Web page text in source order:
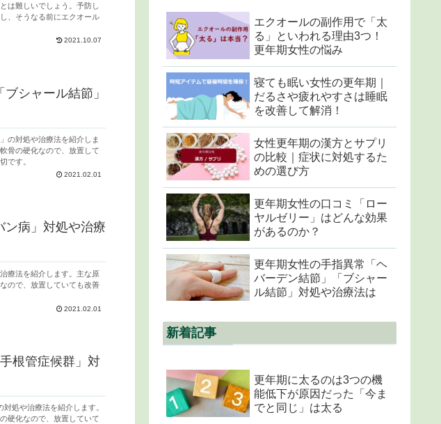
は難しいでしょう。予防し
、そうなる前にエクオール
2021.10.07
シャール結節」
の対処や治療法を紹介しま
骨の硬化なので、放置して
です。
2021.02.01
ン病」対処や治療
療法を紹介します。主な原
ので、放置していても改善
2021.02.01
根管症候群」対
処や治療法を紹介します。
硬化なので、放置していて
エクオールの副作用で「太
る」といわれる理由3つ！
更年期女性の悩み
寝ても眠い女性の更年期｜
だるさや疲れやすさは睡眠
を改善して解消！
女性更年期の漢方とサプリ
の比較｜症状に対処するた
めの選び方
更年期女性の口コミ「ロー
ヤルゼリー」はどんな効果
があるのか？
更年期女性の手指異常「ヘ
バーデン結節」「ブシャー
ル結節」対処や治療法は
新着記事
更年期に太るのは3つの機
能低下が原因だった「今ま
でと同じ」は太る